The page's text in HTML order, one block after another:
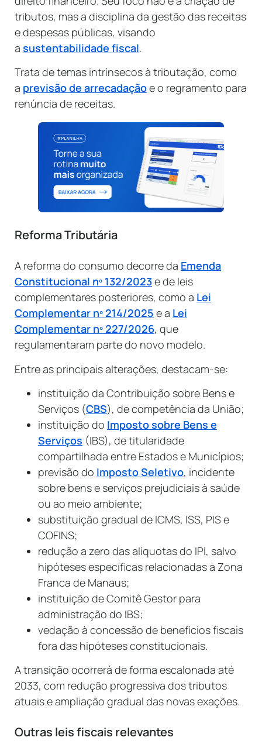
tributos, mas a disciplina da gestão das receitas
e despesas públicas, visando
a sustentabilidade fiscal.
Trata de temas intrínsecos à tributação, como
a previsão de arrecadaçãoe o regramento para
renúncia de receitas.
Reforma Tributária
A reforma do consumo decorre da Emenda
Constitucional nº 132/2023e de leis
complementares posteriores, como a Lei
Complementar nº 214/2025 e a Lei
Complementar nº 227/2026, que
regulamentaram parte do novo modelo.
Entre as principais alterações, destacam-se:
instituição da Contribuição sobre Bens e
Serviços (CBS), de competência da União;
instituição do Imposto sobre Bens e
Serviços (IBS), de titularidade
compartilhada entre Estados e Municípios;
previsão do Imposto Seletivo, incidente
sobre bens e serviços prejudiciais à saúde
ou ao meio ambiente;
substituição gradual de ICMS, ISS, PIS e
COFINS;
redução a zero das alíquotas do IPI, salvo
hipóteses específicas relacionadas à Zona
Franca de Manaus;
instituição de Comitê Gestor para
administração do IBS;
vedação à concessão de benefícios fiscais
fora das hipóteses constitucionais.
A transição ocorrerá de forma escalonada até
2033, com redução progressiva dos tributos
atuais e ampliação gradual das novas exações.
Outras leis fiscais relevantes